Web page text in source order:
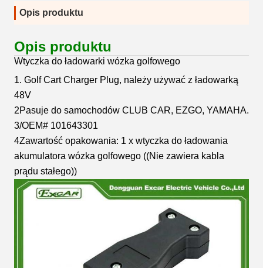
Opis produktu
Opis produktu
Wtyczka do ładowarki wózka golfowego
1. Golf Cart Charger Plug, należy używać z ładowarką
48V
2Pasuje do samochodów CLUB CAR, EZGO, YAMAHA.
3/OEM# 101643301
4Zawartość opakowania: 1 x wtyczka do ładowania
akumulatora wózka golfowego ((Nie zawiera kabla
prądu stałego))